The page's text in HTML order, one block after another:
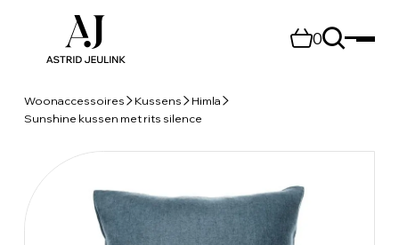
0
Woonaccessoires Kussens
Himla
Sunshine kussen met rits silence